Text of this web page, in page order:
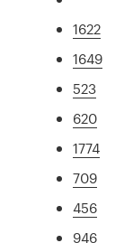
1622
1649
523
620
1774
709
456
946